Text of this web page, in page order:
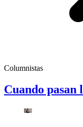
Columnistas
Cuando pasan